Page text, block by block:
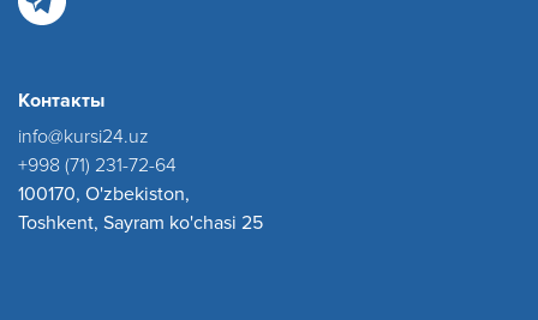
Контакты
info@kursi24.uz
+998 (71) 231-72-64
100170, O'zbekiston,
Toshkent, Sayram ko'chasi 25